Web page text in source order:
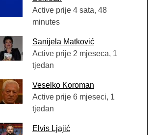
Active prije 4 sata, 48
minutes
Sanijela Matković
Active prije 2 mjeseca, 1
tjedan
Veselko Koroman
Active prije 6 mjeseci, 1
tjedan
Elvis Ljajić